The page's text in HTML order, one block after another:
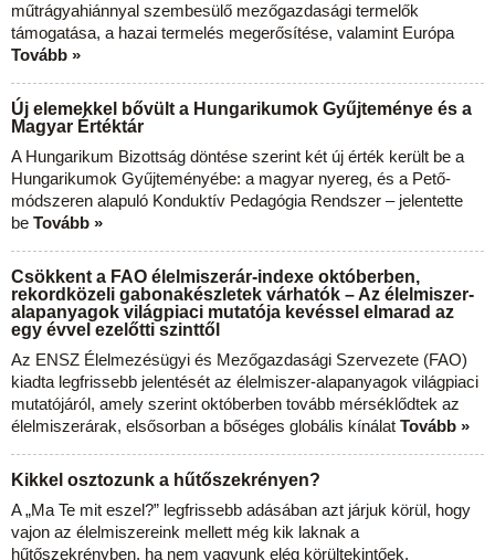
műtrágyahiánnyal szembesülő mezőgazdasági termelők
támogatása, a hazai termelés megerősítése, valamint Európa
Tovább »
Új elemekkel bővült a Hungarikumok Gyűjteménye és a
Magyar Értéktár
A Hungarikum Bizottság döntése szerint két új érték került be a
Hungarikumok Gyűjteményébe: a magyar nyereg, és a Pető-
módszeren alapuló Konduktív Pedagógia Rendszer – jelentette
be Tovább »
Csökkent a FAO élelmiszerár-indexe októberben,
rekordközeli gabonakészletek várhatók – Az élelmiszer-
alapanyagok világpiaci mutatója kevéssel elmarad az
egy évvel ezelőtti szinttől
Az ENSZ Élelmezésügyi és Mezőgazdasági Szervezete (FAO)
kiadta legfrissebb jelentését az élelmiszer-alapanyagok világpiaci
mutatójáról, amely szerint októberben tovább mérséklődtek az
élelmiszerárak, elsősorban a bőséges globális kínálat Tovább »
Kikkel osztozunk a hűtőszekrényen?
A „Ma Te mit eszel?” legfrissebb adásában azt járjuk körül, hogy
vajon az élelmiszereink mellett még kik laknak a
hűtőszekrényben, ha nem vagyunk elég körültekintőek.